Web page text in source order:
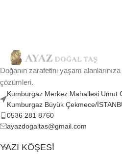
Doğanın zarafetini yaşam
çözümleri.
Kumburgaz Merkez Mahallesi Umut
Kumburgaz Büyük Çekmece/
0536 281 8760
ayazdogaltas@gmail.com
YAZI KÖŞESI